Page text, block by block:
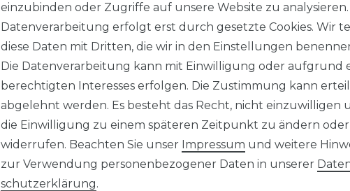
JAIL
einzubinden oder Zugriffe auf unsere Website zu analysieren.
Datenverarbeitung erfolgt erst durch gesetzte Cookies. Wir
diese Daten mit Dritten, die wir in den Einstellungen
Die Datenverarbeitung kann mit Einwilligung oder aufgrund
berechtigten Interesses erfolgen. Die Zustimmung kann
abgelehnt werden. Es besteht das Recht, nicht einzuwilligen
die Einwilligung zu einem späteren Zeitpunkt zu ändern
widerrufen. Beachten Sie unser Impressum und weitere
zur Verwendung personenbezogener Daten in unserer
schutz­erklärung.